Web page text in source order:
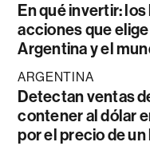
En qué invertir: los
acciones que
Argentina y el
ARGENTINA
Detectan ventas
contener al dólar
por el precio de un